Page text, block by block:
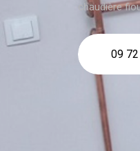
chaudière
09